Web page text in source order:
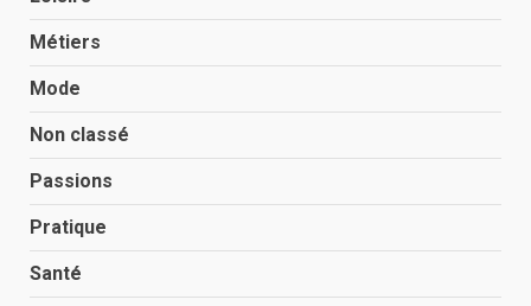
Métiers
Mode
Non classé
Passions
Pratique
Santé